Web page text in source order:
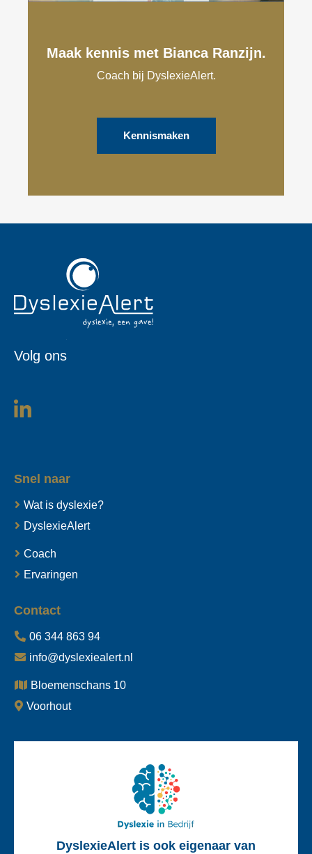
Maak kennis met Bianca Ranzijn.
Coach bij DyslexieAlert.
Kennismaken
Volg ons
Snel naar
Wat is dyslexie?
DyslexieAlert
Coach
Ervaringen
Contact
06 344 863 94
info@dyslexiealert.nl
Bloemenschans 10
Voorhout
DyslexieAlert is ook eigenaar van